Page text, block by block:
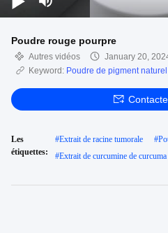
Poudre rouge pourpre
Autres vidéos
January 20,
Keyword: Poudre de pigment naturel
Les
étiquettes:
#Extrait de racine tumorale #
#Extrait de curcumine de curcuma